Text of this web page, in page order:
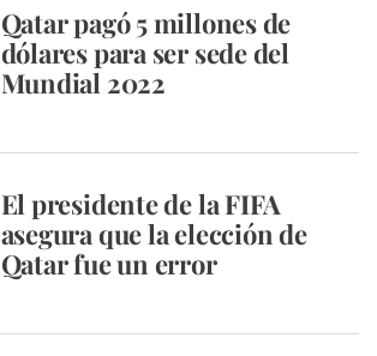
Qatar pagó 5 millones de
dólares para ser sede del
Mundial 2022
El presidente de la FIFA
asegura que la elección de
Qatar fue un error